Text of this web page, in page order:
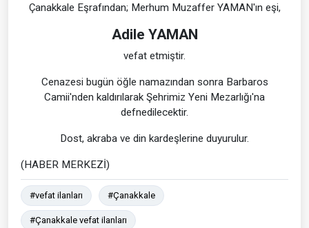
Çanakkale Eşrafından; Merhum Muzaffer YAMAN'ın eşi,
Adile YAMAN
vefat etmiştir.
Cenazesi bugün öğle namazından sonra Barbaros
Camii'nden kaldırılarak Şehrimiz Yeni Mezarlığı'na
defnedilecektir.
Dost, akraba ve din kardeşlerine duyurulur.
(HABER MERKEZİ)
#vefat ilanları #Çanakkale
#Çanakkale vefat ilanları